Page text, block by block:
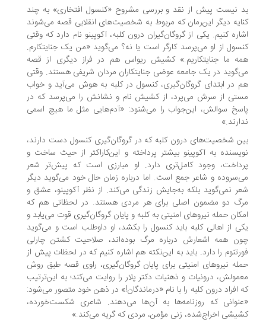
نیست پیش از نقد و بررسی مشروح «کنسول افتخاری» به چند
دیگر این‌رمان که مربوط به شخصیت‌های انقلابی قصه می‌شوند
کنیم. یکی از گروگان‌گیران درون کلبه، آکوپینو نام دارد که وقتی
از او می‌پرسد کارگر است یا نه؟ می‌گوید «من یک جنایتکارم.
ما جنایتکاریم.» کشیش ریواس هم در فراز دیگری از قصه
در یک جامعه عوضی جنایتکاران مردان شریفی هستند. وقتی
در ابتدای گروگان‌گیری، کنسول در کلبه به هوش می‌آید و خواب
از سرش می‌پرد، از کشیش نام و نشانش را می‌پرسد که در
سوالش، این‌جواب را می‌شنود: «آدم‌هایی مثل ما هیچ اسمی
شخصیت‌های درون کلبه که در گروگان‌گیری کنسول دست دارند،
به آکوپینو بیشتر پرداخته و این‌کاراکتر از حیث ساخت و
وجود کامل‌تری دارد. او مبارزی است که پیش‌تر شعر
و شاعر جمع است. اما درباره زمان حال خود می‌گوید دیگر
نمی‌گوید بلکه به‌جایش زندگی می‌کند. از نظر آکوپینو، عشق و
دو مضمون اصلی برای هر مردی هستند. در لحظاتی هم که
حمله نیروهای امنیتی به کلبه و پایان گروگان‌گیری قوت می‌یابد و
از اهالی کلبه باید کنسول را بکشد، او داوطلب است و می‌گوید
همه اشعارش درباره مرگ بوده‌اند، صلاحیت کشتن چارلی
را دارد. باید به این‌نکته هم اشاره کنیم که در لحظات پیش از
نیروهای امنیتی برای پایان گروگان‌گیری، راوی قصه طبق روش
درونیات و ذهنیات دکتر پلار را روایت می‌کند؛ به این‌ترتیب
افراد درون کلبه را با نام «درماندگان!» در ذهن خود متصور می‌شود:
که روزنامه‌ها به آن‌ها می‌دهند. شاعری شکست‌خورده،
اخراج‌شده، زنی مؤمن، مردی که گریه می‌کند.»